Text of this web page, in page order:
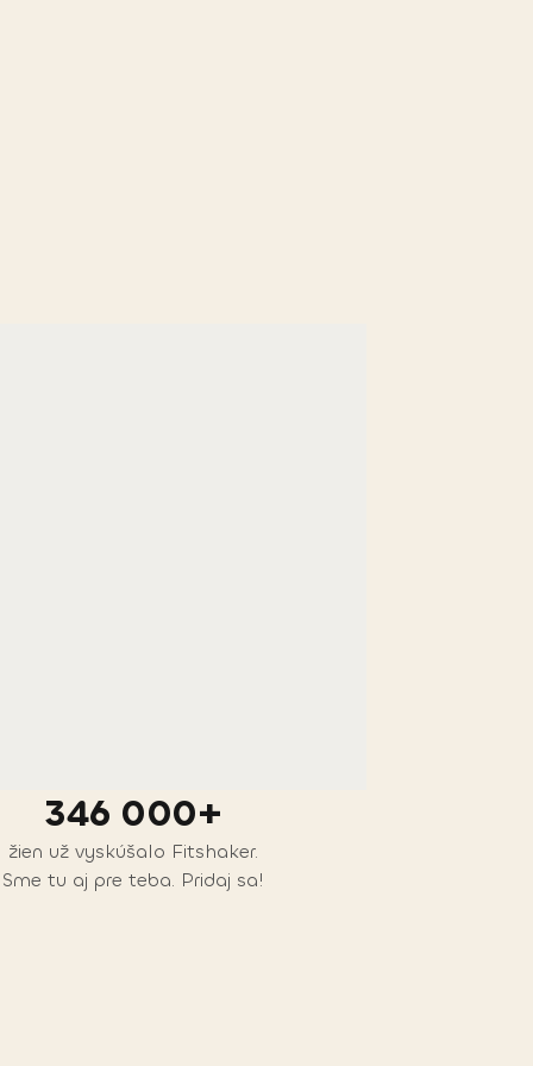
346 000+
žien už vyskúšalo Fitshaker.
Sme tu aj pre teba. Pridaj sa!